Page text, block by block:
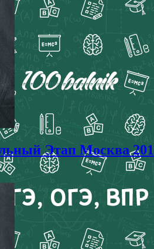
Этап Москва